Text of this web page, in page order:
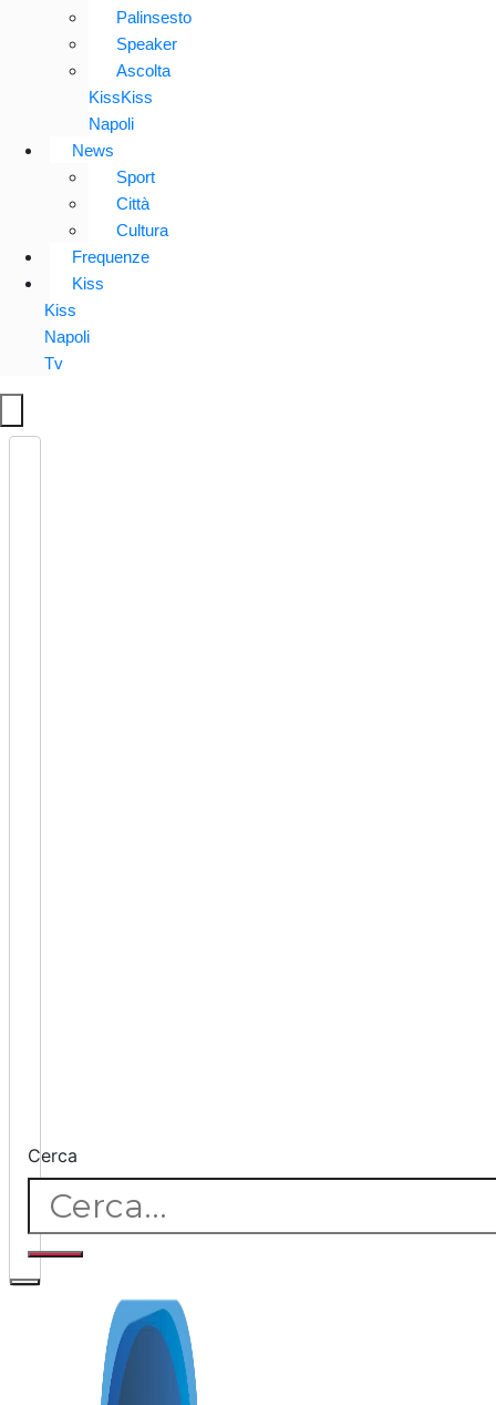
Palinsesto
Speaker
Ascolta
KissKiss
Napoli
News
Sport
Città
Cultura
Frequenze
Kiss
Kiss
Napoli
Tv
Cerca